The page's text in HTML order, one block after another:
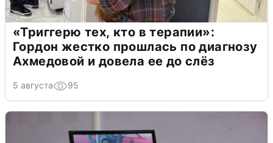
«Триггерю тех, кто в терапии»:
Гордон жестко прошлась по диагнозу
Ахмедовой и довела ее до слёз
5 августа 95